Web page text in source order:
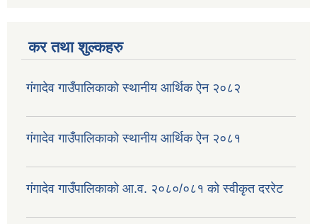
कर तथा शुल्कहरु
गंगादेव गाउँपालिकाको स्थानीय आर्थिक ऐन २०८२
गंगादेव गाउँपालिकाको स्थानीय आर्थिक ऐन २०८१
गंगादेव गाउँपालिकाको आ.व. २०८०/०८१ को स्वीकृत दररेट